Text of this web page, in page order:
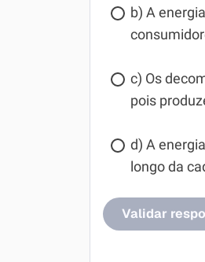
b) A
c) Os
pois
d) A
longo da
Validar